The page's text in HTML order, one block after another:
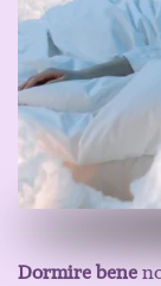
Dormire bene